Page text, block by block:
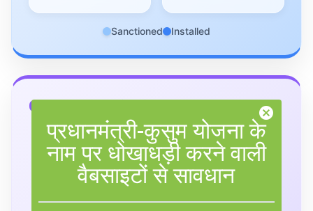
Sanctioned Installed
Component C (IPS) cancel
प्रधानमंत्री-कुसुम योजना के
नाम पर धोखाधड़ी करने वाली
वैबसाइटों से सावधान